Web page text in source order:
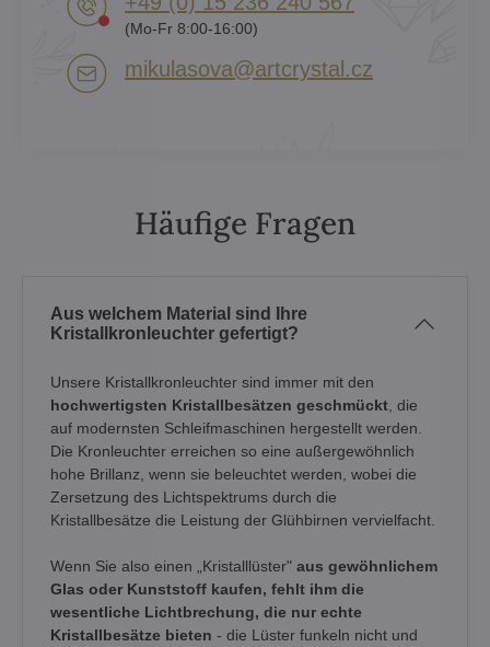
(Mo-Fr 8:00-16:00)
mikulasova​@artcrystal​.cz
Häufige Fragen
Aus welchem Material sind Ihre
Kristallkronleuchter gefertigt?
Unsere Kristallkronleuchter sind immer mit den
hochwertigsten Kristallbesätzen geschmückt , die
auf modernsten Schleifmaschinen hergestellt werden.
Die Kronleuchter erreichen so eine außergewöhnlich
hohe Brillanz, wenn sie beleuchtet werden, wobei die
Zersetzung des Lichtspektrums durch die
Kristallbesätze die Leistung der Glühbirnen vervielfacht.
Wenn Sie also einen „Kristalllüster" aus gewöhnlichem
Glas oder Kunststoff kaufen, fehlt ihm die
wesentliche Lichtbrechung, die nur echte
Kristallbesätze bieten - die Lüster funkeln nicht und